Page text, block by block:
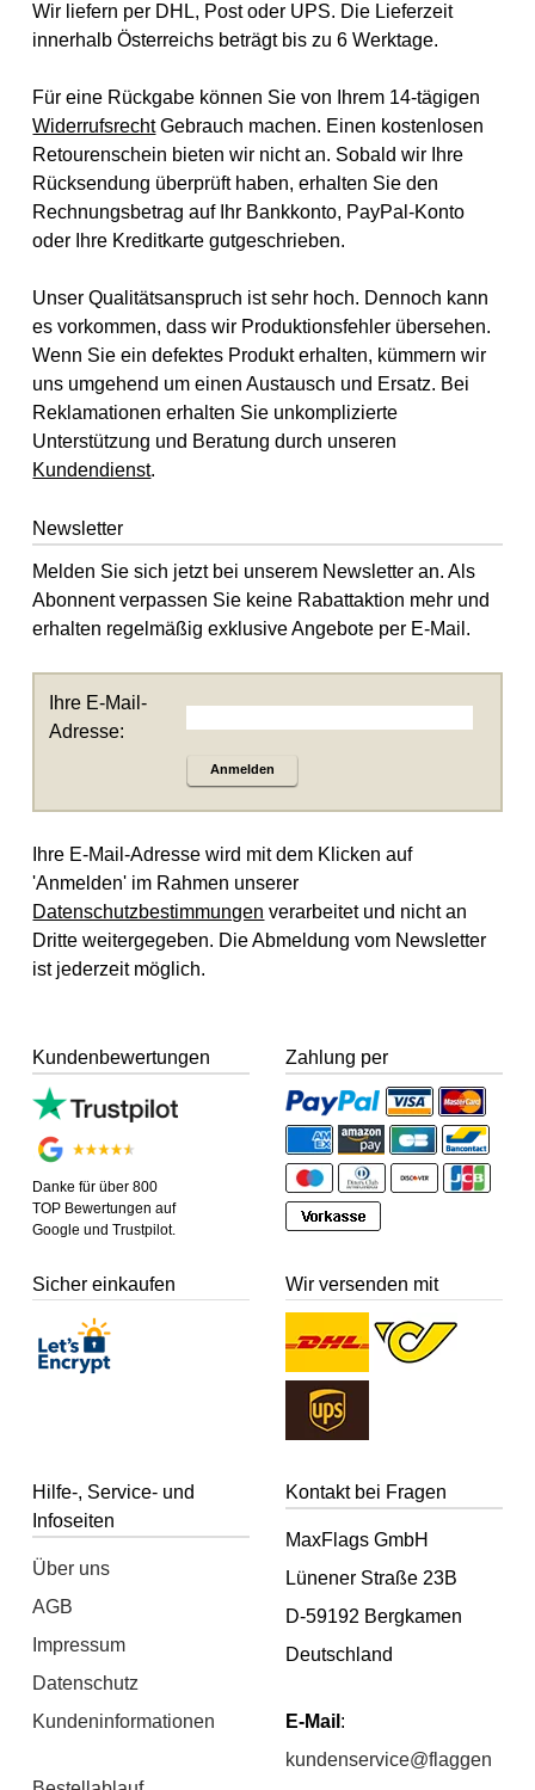
Wir liefern per DHL, Post oder UPS. Die Lieferzeit
innerhalb Österreichs beträgt bis zu 6 Werktage.
Für eine Rückgabe können Sie von Ihrem 14-tägigen
WiderrufsrechtGebrauch machen. Einen kostenlosen
Retourenschein bieten wir nicht an. Sobald wir Ihre
Rücksendung überprüft haben, erhalten Sie den
Rechnungsbetrag auf Ihr Bankkonto, PayPal-Konto
oder Ihre Kreditkarte gutgeschrieben.
Unser Qualitätsanspruch ist sehr hoch. Dennoch kann
es vorkommen, dass wir Produktionsfehler übersehen.
Wenn Sie ein defektes Produkt erhalten, kümmern wir
uns umgehend um einen Austausch und Ersatz. Bei
Reklamationen erhalten Sie unkomplizierte
Unterstützung und Beratung durch unseren
Kundendienst.
Newsletter
Melden Sie sich jetzt bei unserem Newsletter an. Als
Abonnent verpassen Sie keine Rabattaktion mehr und
erhalten regelmäßig exklusive Angebote per E-Mail.
Ihre E-Mail-
Adresse:
Anmelden
Ihre E-Mail-Adresse wird mit dem Klicken auf
'Anmelden' im Rahmen unserer
Datenschutzbestimmungen verarbeitet und nicht an
Dritte weitergegeben. Die Abmeldung vom Newsletter
ist jederzeit möglich.
Kundenbewertungen
Danke für über 800
TOP Bewertungen auf
Google und Trustpilot.
Zahlung per
Sicher einkaufen Wir versenden mit
Hilfe-, Service- und
Infoseiten
Über uns
AGB
Impressum
Datenschutz
Kundeninformationen
Kontakt bei Fragen
MaxFlags GmbH
Lünener Straße 23B
D-59192 Bergkamen
Deutschland
E-Mail :
kundenservice@flaggen